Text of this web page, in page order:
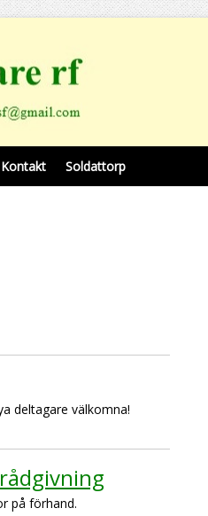
Kontakt Soldattorp
deltagare välkomna!
på förhand.